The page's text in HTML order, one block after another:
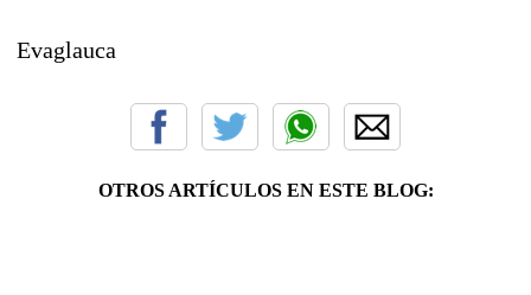
Evaglauca
OTROS ARTÍCULOS EN ESTE BLOG: